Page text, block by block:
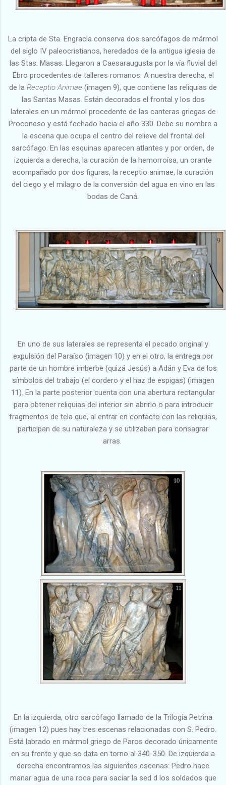
La cripta de Sta. Engracia conserva dos sarcófagos de mármol
del siglo IV paleocristianos, heredados de la antigua iglesia de
las Stas. Masas. Llegaron a Caesaraugusta por la vía fluvial del
Ebro procedentes de talleres romanos. A nuestra derecha, el
de la Receptio Animae (imagen 9), que contiene las reliquias de
las Santas Masas. Están decorados el frontal y los dos
laterales en un mármol procedente de las canteras griegas de
Proconeso y está fechado hacia el año 330. Debe su nombre a
la escena que ocupa el centro del relieve del frontal del
sarcófago. En las esquinas aparecen atlantes y por orden, de
izquierda a derecha, la curación de la hemorroísa, un orante
acompañado por dos figuras, la receptio animae, la curación
del ciego y el milagro de la conversión del agua en vino en las
bodas de Caná.
En uno de sus laterales se representa el pecado original y
expulsión del Paraíso (imagen 10) y en el otro, la entrega por
parte de un hombre imberbe (quizá Jesús) a Adán y Eva de los
símbolos del trabajo (el cordero y el haz de espigas) (imagen
11). En la parte posterior cuenta con una abertura rectangular
para obtener reliquias del interior sin abrirlo o para introducir
fragmentos de tela que, al entrar en contacto con las reliquias,
participan de su naturaleza y se utilizaban para consagrar
arras.
En la izquierda, otro sarcófago llamado de la Trilogía Petrina
(imagen 12) pues hay tres escenas relacionadas con S. Pedro.
Está labrado en mármol griego de Paros decorado únicamente
en su frente y que se data en torno al 340-350. De izquierda a
derecha encontramos las siguientes escenas: Pedro hace
manar agua de una roca para saciar la sed d los soldados que